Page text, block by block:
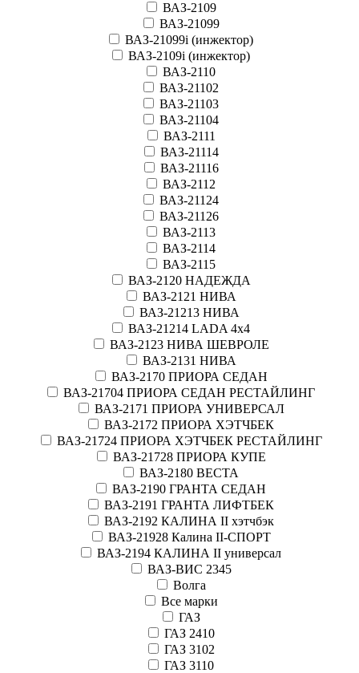
ВАЗ-2109
ВАЗ-21099
ВАЗ-21099i (инжектор)
ВАЗ-2109i (инжектор)
ВАЗ-2110
ВАЗ-21102
ВАЗ-21103
ВАЗ-21104
ВАЗ-2111
ВАЗ-21114
ВАЗ-21116
ВАЗ-2112
ВАЗ-21124
ВАЗ-21126
ВАЗ-2113
ВАЗ-2114
ВАЗ-2115
ВАЗ-2120 НАДЕЖДА
ВАЗ-2121 НИВА
ВАЗ-21213 НИВА
ВАЗ-21214 LADA 4х4
ВАЗ-2123 НИВА ШЕВРОЛЕ
ВАЗ-2131 НИВА
ВАЗ-2170 ПРИОРА СЕДАН
ВАЗ-21704 ПРИОРА СЕДАН РЕСТАЙЛИНГ
ВАЗ-2171 ПРИОРА УНИВЕРСАЛ
ВАЗ-2172 ПРИОРА ХЭТЧБЕК
ВАЗ-21724 ПРИОРА ХЭТЧБЕК РЕСТАЙЛИНГ
ВАЗ-21728 ПРИОРА КУПЕ
ВАЗ-2180 ВЕСТА
ВАЗ-2190 ГРАНТА СЕДАН
ВАЗ-2191 ГРАНТА ЛИФТБЕК
ВАЗ-2192 КАЛИНА II хэтчбэк
ВАЗ-21928 Калина II-СПОРТ
ВАЗ-2194 КАЛИНА II универсал
ВАЗ-ВИС 2345
Волга
Все марки
ГАЗ
ГАЗ 2410
ГАЗ 3102
ГАЗ 3110